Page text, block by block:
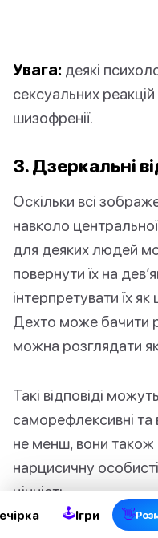
2
Увага: деякі
сексуальних
шизофренії.
3. Дзеркальні
Оскільки всі
навколо
для деяких людей
повернути їх на
інтерпретувати їх
Дехто може бачити
можна розглядати
Такі відповіді
саморефлексивні та
не менш, вони також
нарцисичну
цінність.
🕹Ігри 👋